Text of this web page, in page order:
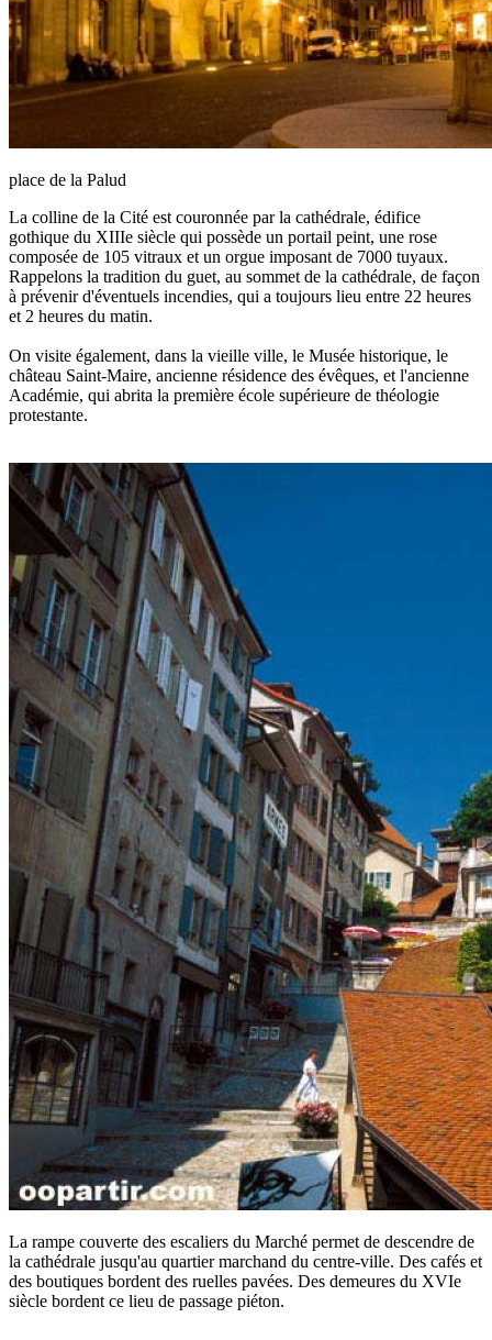
place de la Palud
La colline de la Cité est couronnée par la cathédrale, édifice
gothique du XIIIe siècle qui possède un portail peint, une rose
composée de 105 vitraux et un orgue imposant de 7000 tuyaux.
Rappelons la tradition du guet, au sommet de la cathédrale, de façon
à prévenir d'éventuels incendies, qui a toujours lieu entre 22 heures
et 2 heures du matin.
On visite également, dans la vieille ville, le Musée historique, le
château Saint-Maire, ancienne résidence des évêques, et l'ancienne
Académie, qui abrita la première école supérieure de théologie
protestante.
La rampe couverte des escaliers du Marché permet de descendre de
la cathédrale jusqu'au quartier marchand du centre-ville. Des cafés et
des boutiques bordent des ruelles pavées. Des demeures du XVIe
siècle bordent ce lieu de passage piéton.